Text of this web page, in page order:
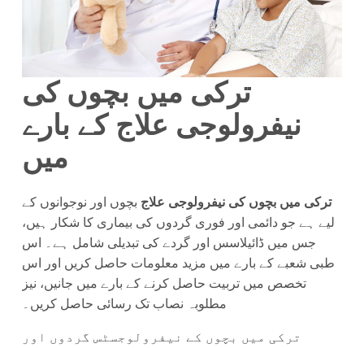
ترکی میں بچوں کی
نیفرولوجی علاج کے بارے
میں
ترکی میں بچوں کی نیفرولوجی علاج بچوں اور نوجوانوں کے
لیے ہے جو دائمی اور فوری گردوں کی بیماری کا شکار ہیں،
جس میں ڈائیلاسس اور گردے کی تبدیلی شامل ہے۔ اس
طبی شعبے کے بارے میں مزید معلومات حاصل کریں اور اس
تخصص میں تربیت حاصل کرنے کے بارے میں جانیں، نیز
مطلوبہ نصاب تک رسائی حاصل کریں۔
ترکی میں بچوں کے نیفرولوجسٹس گردوں اور